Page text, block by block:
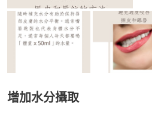
增加水分攝取